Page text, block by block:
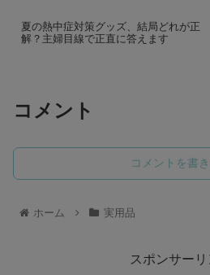
夏の熱中症対策グッズ、結局どれが正
解？主婦目線で正直に答えます
コメント
コメントを書
ホーム 実用品
スポンサーリ